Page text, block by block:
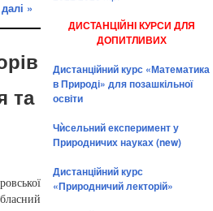
»
та
ДИСТАНЦІЙНІ КУРСИ ДЛЯ
ДОПИТЛИВИХ
Дистанційний курс «Математика
в Природі» для позашкільної
освіти
Чѝсельний експеримент у
Природничих науках (new)
Дистанційний курс
«Природничий лекторій»